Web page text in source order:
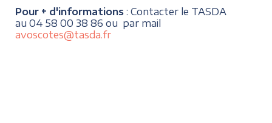
Pour + d'informations : Contacter le TASDA
au 04 58 00 38 86 ou par mail
avoscotes@tasda.fr